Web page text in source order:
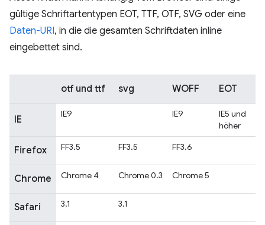
gültige Schriftartentypen EOT, TTF, OTF, SVG oder eine
Daten-URI, in die die gesamten Schriftdaten inline
eingebettet sind.
otf und ttf svg WOFF EOT
IE IE9 IE9
IE5 und
höher
Firefox FF3.5 FF3.5 FF3.6
Chrome Chrome 4 Chrome 0.3 Chrome 5
Safari 3.1 3.1